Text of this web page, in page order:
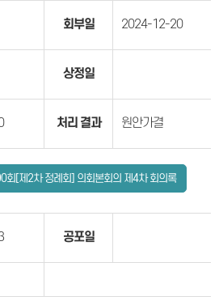
회부일 2024-12-20
상정일
처리 결과 원안가결
회[제2차 정례회] 의회본회의 제4차 회의록
공포일